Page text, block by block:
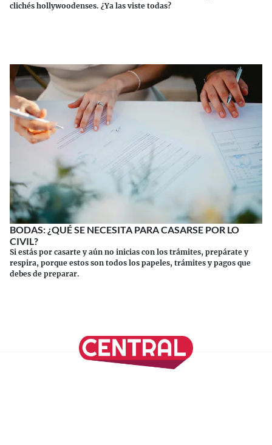
clichés hollywoodenses. ¿Ya las viste todas?
BODAS: ¿QUÉ SE NECESITA PARA CASARSE POR LO
CIVIL?
Si estás por casarte y aún no inicias con los trámites, prepárate y
respira, porque estos son todos los papeles, trámites y pagos que
debes de preparar.